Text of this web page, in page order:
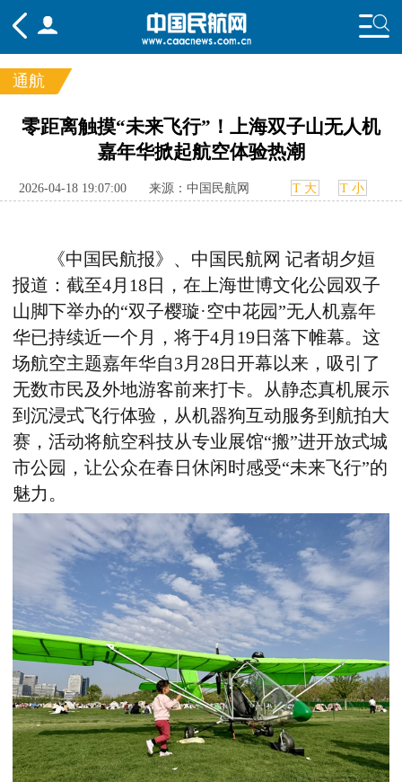
频道
要闻 国内 国际
航图 智库 专题 舆情
通航
零距离触摸“未来飞行”！上海双子山无人机
嘉年华掀起航空体验热潮
2026-04-18 19:07:00 来源：中国民航网 T 大 T 小
《中国民航报》、中国民航网 记者胡夕姮
报道：截至4月 18日，在上海世博文化公园双子
山脚下举办的“双子樱璇·空中花园”无人机嘉年
华已持续近一个月，将于4月 19日落下帷幕。这
场航空主题嘉年华自3月 28日开幕以来，吸引了
无数市民及外地游客前来打卡。从静态真机展示
到沉浸式飞行体验，从机器狗互动服务到航拍大
赛，活动将航空科技从专业展馆“搬”进开放式城
市公园，让公众在春日休闲时感受“未来飞行”的
魅力。